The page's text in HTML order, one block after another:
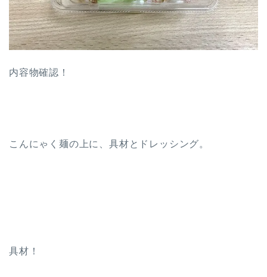
内容物確認！
こんにゃく麺の上に、具材とドレッシング。
具材！